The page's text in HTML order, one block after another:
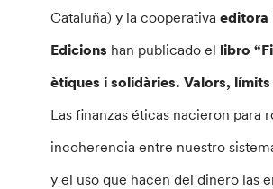
Cataluña) y la cooperativaeditora
Edicions han publicado el libro
ètiques i solidàries. Valors, límits
Las finanzas éticas nacieron para
incoherencia entre nuestro
y el uso que hacen del dinero las